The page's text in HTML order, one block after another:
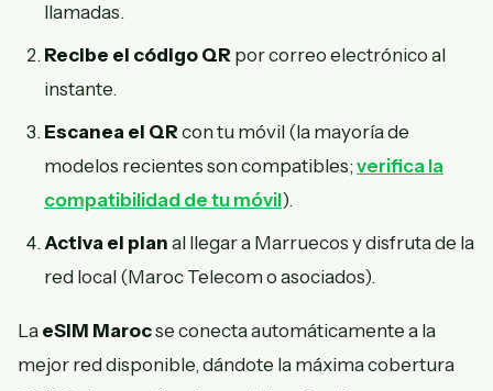
llamadas.
Recibe el código QR por correo electrónico al
instante.
Escanea el QRcon tu móvil (la mayoría de
modelos recientes son compatibles;verifica la
compatibilidad de tu móvil).
Activa el plan al llegar a Marruecos y disfruta de la
red local (Maroc Telecom o asociados).
La eSIM Marocse conecta automáticamente a la
mejor red disponible, dándote la máxima cobertura